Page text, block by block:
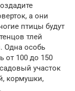
а они
птицы будут
тлей
Одна особь
от 100 до 150
участок
кормушки,